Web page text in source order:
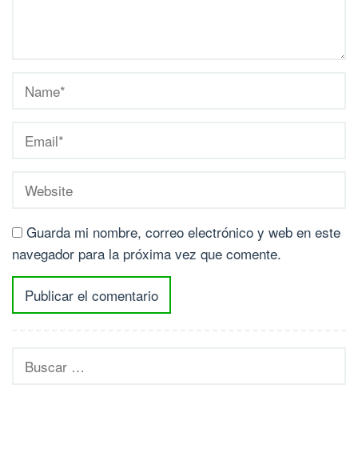
Guarda mi nombre, correo electrónico y web en este
navegador para la próxima vez que comente.
Buscar: